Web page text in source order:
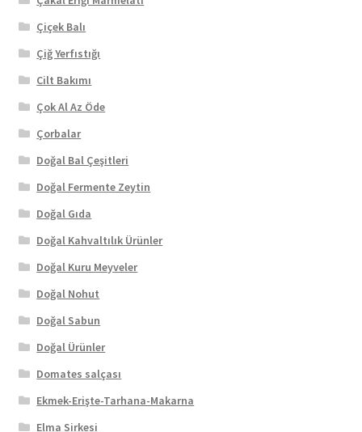
Çiçek Balı
Çiğ Yerfıstığı
Cilt Bakımı
Çok Al Az Öde
Çorbalar
Doğal Bal Çeşitleri
Doğal Fermente Zeytin
Doğal Gıda
Doğal Kahvaltılık Ürünler
Doğal Kuru Meyveler
Doğal Nohut
Doğal Sabun
Doğal Ürünler
Domates salçası
Ekmek-Erişte-Tarhana-Makarna
Elma Sirkesi